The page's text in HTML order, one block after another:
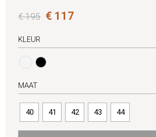
€ 195 € 117
KLEUR
MAAT
40 41 42 43 44